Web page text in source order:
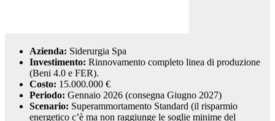
Azienda: Siderurgia Spa
Investimento: Rinnovamento completo linea di produzione
(Beni 4.0 e FER).
Costo: 15.000.000 €
Periodo: Gennaio 2026 (consegna Giugno 2027)
Scenario: Superammortamento Standard (il risparmio
energetico c’è ma non raggiunge le soglie minime del